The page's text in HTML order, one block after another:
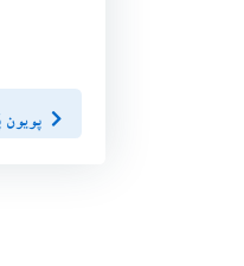
پويون